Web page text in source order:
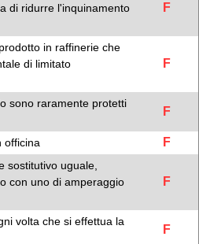
di ridurre l'inquinamento
F
in raffinerie che
di limitato
F
sono raramente protetti
F
officina F
sostitutivo uguale,
con uno di amperaggio
F
volta che si effettua la
F